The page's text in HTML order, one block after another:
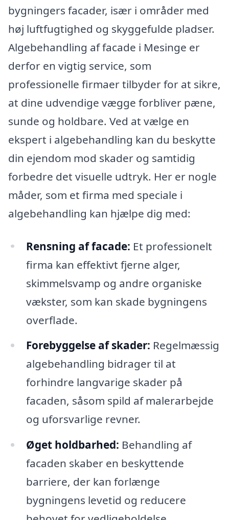
bygningers facader, især i områder med
høj luftfugtighed og skyggefulde pladser.
Algebehandling af facade i Mesinge er
derfor en vigtig service, som
professionelle firmaer tilbyder for at sikre,
at dine udvendige vægge forbliver pæne,
sunde og holdbare. Ved at vælge en
ekspert i algebehandling kan du beskytte
din ejendom mod skader og samtidig
forbedre det visuelle udtryk. Her er nogle
måder, som et firma med speciale i
algebehandling kan hjælpe dig med:
Rensning af facade: Et professionelt
firma kan effektivt fjerne alger,
skimmelsvamp og andre organiske
vækster, som kan skade bygningens
overflade.
Forebyggelse af skader: Regelmæssig
algebehandling bidrager til at
forhindre langvarige skader på
facaden, såsom spild af malerarbejde
og uforsvarlige revner.
Øget holdbarhed: Behandling af
facaden skaber en beskyttende
barriere, der kan forlænge
bygningens levetid og reducere